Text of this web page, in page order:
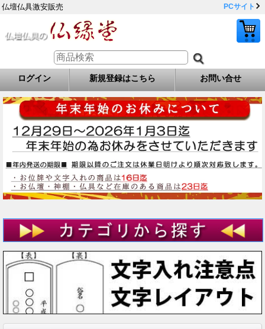
仏壇仏具激安販売 PCサイト
ログイン 新規登録はこちら お問い合せ